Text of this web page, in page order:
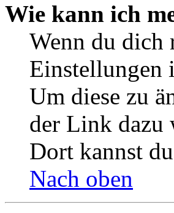
Wie kann ich
Wenn du dich
Einstellungen
Um diese zu
der Link dazu
Dort kannst
Nach oben